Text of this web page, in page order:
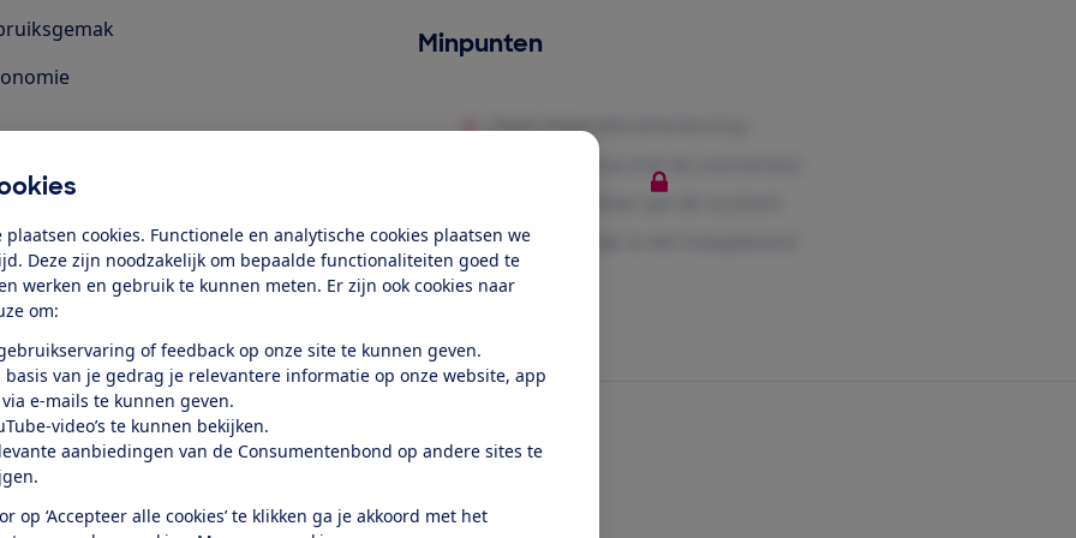
plaatsen cookies. Functionele en analytische cookies plaatsen we
Deze zijn noodzakelijk om bepaalde functionaliteiten goed te
werken en gebruik te kunnen meten. Er zijn ook cookies naar
om:
of feedback op onze site te kunnen geven.
basis van je gedrag je relevantere informatie op onze website, app
e-mails te kunnen geven.
video’s te kunnen bekijken.
aanbiedingen van de Consumentenbond op andere sites te
op ‘Accepteer alle cookies’ te klikken ga je akkoord met het
Al lid? Log in
Minpunten
dit product
door de Consumentenbond